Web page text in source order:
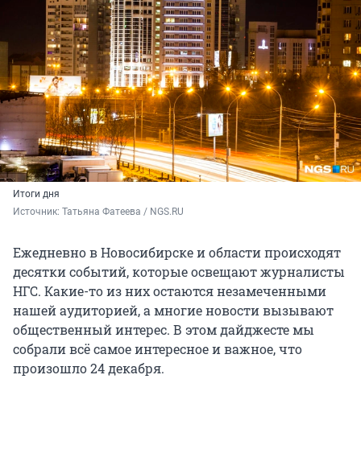
Итоги дня
Источник: Татьяна Фатеева / NGS.RU
Ежедневно в Новосибирске и области происходят
десятки событий, которые освещают журналисты
НГС. Какие-то из них остаются незамеченными
нашей аудиторией, а многие новости вызывают
общественный интерес. В этом дайджесте мы
собрали всё самое интересное и важное, что
произошло 24 декабря.